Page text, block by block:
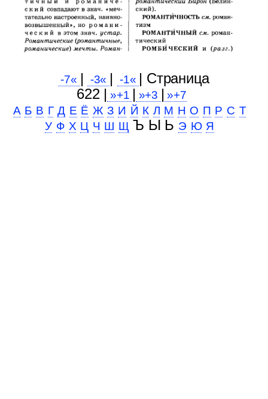
-7« | -3« | -1« | Cтраница
622 | »+1 | »+3 | »+7
А Б В Г Д Е Ё Ж З И Й К Л М Н О П Р С Т
У Ф Х Ц Ч Ш Щ Ъ Ы Ь Э Ю Я